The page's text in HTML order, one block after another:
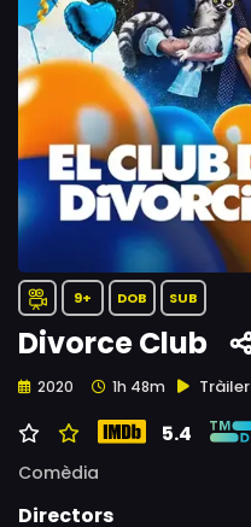
9+ DOB SUB
Divorce Club
2020 1h 48m Tràiler
5.4
Comèdia
Directors